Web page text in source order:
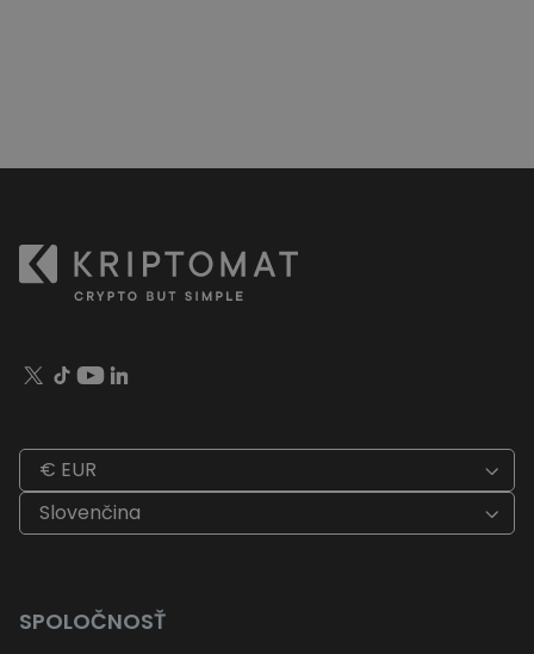
€ EUR
Slovenčina
SPOLOČNOSŤ